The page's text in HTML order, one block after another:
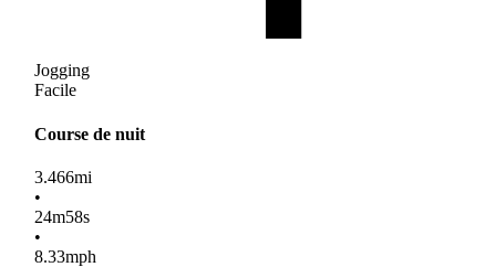
Jogging
Facile
Course de nuit
3.466mi
•
24m58s
•
8.33mph